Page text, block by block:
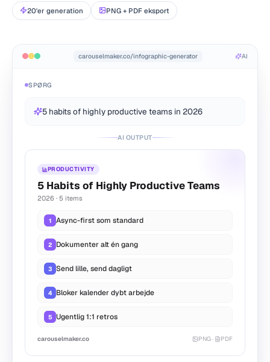
20'er generation PNG + PDF eksport
carouselmaker.co/infographic-generator AI
SPØRG
5 habits of highly productive teams in 2026
AI OUTPUT
PRODUCTIVITY
5 Habits of Highly Productive Teams
2026 · 5 items
1 Async-first som standard
2 Dokumenter alt én gang
3 Send lille, send dagligt
4 Bloker kalender dybt arbejde
5 Ugentlig 1:1 retros
carouselmaker.co PNG· PDF